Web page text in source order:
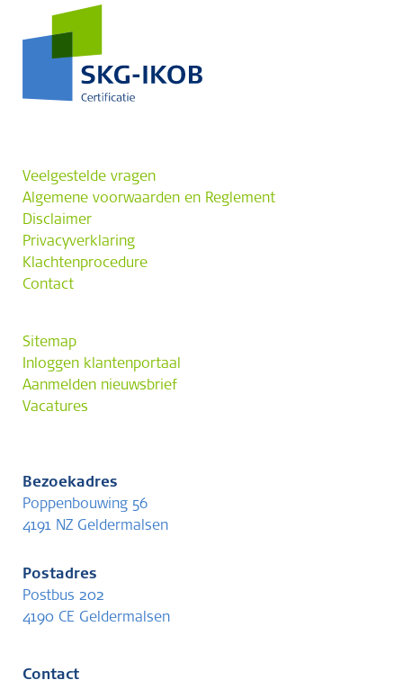
Veelgestelde vragen
Algemene voorwaarden en Reglement
Disclaimer
Privacyverklaring
Klachtenprocedure
Contact
Sitemap
Inloggen klantenportaal
Aanmelden nieuwsbrief
Vacatures
Bezoekadres
Poppenbouwing 56
4191 NZ Geldermalsen
Postadres
Postbus 202
4190 CE Geldermalsen
Contact